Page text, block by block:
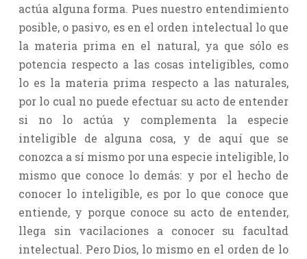
actúa alguna forma. Pues nuestro entendimiento
posible, o pasivo, es en el orden intelectual lo que
la materia prima en el natural, ya que sólo es
potencia respecto a las cosas inteligibles, como
lo es la materia prima respecto a las naturales,
por lo cual no puede efectuar su acto de entender
si no lo actúa y complementa la especie
inteligible de alguna cosa, y de aquí que se
conozca a sí mismo por una especie inteligible, lo
mismo que conoce lo demás: y por el hecho de
conocer lo inteligible, es por lo que conoce que
entiende, y porque conoce su acto de entender,
llega sin vacilaciones a conocer su facultad
intelectual. Pero Dios, lo mismo en el orden de lo